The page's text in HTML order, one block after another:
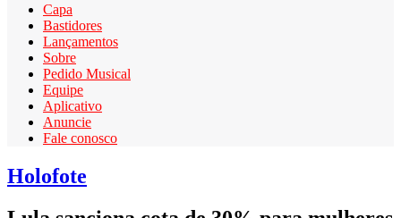
Capa
Bastidores
Lançamentos
Sobre
Pedido Musical
Equipe
Aplicativo
Anuncie
Fale conosco
Holofote